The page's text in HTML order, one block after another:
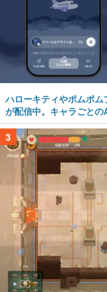
ハローキティやポムポム
が配信中。キャラごと
3